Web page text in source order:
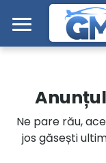
Mergi direct la
Autoturisme
Motociclete
Ne pare rău,
jos găsești